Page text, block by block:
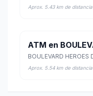
Aprox. 5.43 km de distancia
Aprox. 5.54 km de distancia